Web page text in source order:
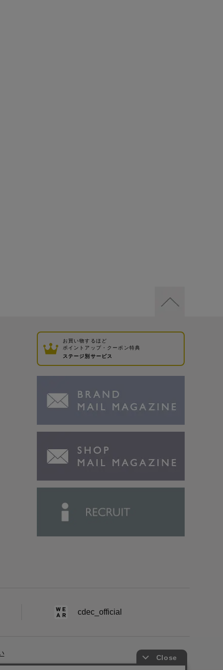
お買い物するほど
ポイントアップ・クーポン特典
ステージ別サービス
cdec_official